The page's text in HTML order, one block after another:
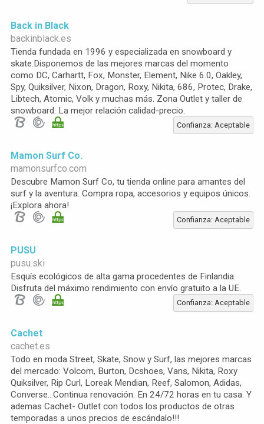
Back in Black
backinblack.es
Tienda fundada en 1996 y especializada en snowboard y
skate.Disponemos de las mejores marcas del momento
como DC, Carhartt, Fox, Monster, Element, Nike 6.0, Oakley,
Spy, Quiksilver, Nixon, Dragon, Roxy, Nikita, 686, Protec, Drake,
Libtech, Atomic, Volk y muchas más. Zona Outlet y taller de
snowboard. La mejor relación calidad-precio.
Confianza: Aceptable
Mamon Surf Co.
mamonsurfco.com
Descubre Mamon Surf Co, tu tienda online para amantes del
surf y la aventura. Compra ropa, accesorios y equipos únicos.
¡Explora ahora!
Confianza: Aceptable
PUSU
pusu.ski
Esquís ecológicos de alta gama procedentes de Finlandia.
Disfruta del máximo rendimiento con envío gratuito a la UE.
Confianza: Aceptable
Cachet
cachet.es
Todo en moda Street, Skate, Snow y Surf, las mejores marcas
del mercado: Volcom, Burton, Dcshoes, Vans, Nikita, Roxy
Quiksilver, Rip Curl, Loreak Mendian, Reef, Salomon, Adidas,
Converse...Continua renovación. En 24/72 horas en tu casa. Y
ademas Cachet- Outlet con todos los productos de otras
temporadas a unos precios de escándalo!!!